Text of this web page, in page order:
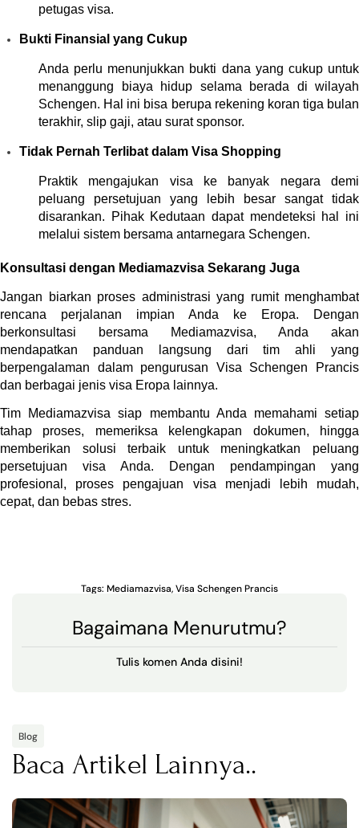
petugas visa.
Bukti Finansial yang Cukup
Anda perlu menunjukkan bukti dana yang cukup untuk
menanggung biaya hidup selama berada di wilayah
Schengen. Hal ini bisa berupa rekening koran tiga bulan
terakhir, slip gaji, atau surat sponsor.
Tidak Pernah Terlibat dalam Visa Shopping
Praktik mengajukan visa ke banyak negara demi
peluang persetujuan yang lebih besar sangat tidak
disarankan. Pihak Kedutaan dapat mendeteksi hal ini
melalui sistem bersama antarnegara Schengen.
Konsultasi dengan Mediamazvisa Sekarang Juga
Jangan biarkan proses administrasi yang rumit menghambat
rencana perjalanan impian Anda ke Eropa. Dengan
berkonsultasi bersama Mediamazvisa, Anda akan
mendapatkan panduan langsung dari tim ahli yang
berpengalaman dalam pengurusan Visa Schengen Prancis
dan berbagai jenis visa Eropa lainnya.
Tim Mediamazvisa siap membantu Anda memahami setiap
tahap proses, memeriksa kelengkapan dokumen, hingga
memberikan solusi terbaik untuk meningkatkan peluang
persetujuan visa Anda. Dengan pendampingan yang
profesional, proses pengajuan visa menjadi lebih mudah,
cepat, dan bebas stres.
Tags: Mediamazvisa,Visa Schengen Prancis
Bagaimana Menurutmu?
Tulis komen Anda disini!
Blog
Baca Artikel Lainnya..